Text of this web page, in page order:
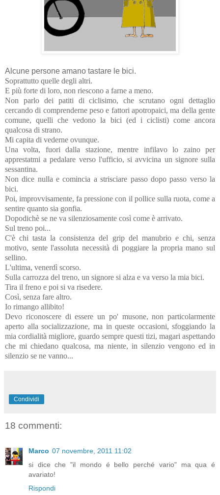
Alcune persone amano tastare le bici.
Soprattutto quelle degli altri.
E più forte di loro, non riescono a farne a meno.
Non parlo dei patiti di ciclisimo, che scrutano ogni dettaglio
cercando di comprenderne peso e fattori apotropaici, ma della gente
comune, quelli che vedono la bici (ed i ciclisti) come ancora
qualcosa di strano.
Mi capita di vederne ovunque.
Una volta, fuori dalla stazione, mentre infilavo lo zaino per
apprestatmi a pedalare verso l'ufficio, si avvicina un signore sulla
sessantina.
Non dice nulla e comincia a strisciare passo dopo passo verso la
bici.
Poi, improvvisamente, fa pressione con il pollice sulla ruota, come a
sentire quanto sia gonfia.
Dopodichè se ne va silenziosamente così come è arrivato.
Sul treno poi...
C'è chi tasta la consistenza del grip del manubrio e chi, senza
motivo, sente l'assoluta necessità di poggiare la propria mano sul
sellino.
L'ultima, venerdì scorso.
Sulla carrozza del treno, un signore si alza e va verso la mia bici.
Tira il freno e poi si va risedere.
Così, senza fare altro.
Io rimango allibito!
Devo riconoscere di essere un po' musone, non particolarmente
aperto alla socializzazione, ma in queste occasioni, sfoggiando la
mia cordialità migliore, guardo sempre questi tizi, magari aspettando
che mi chiedano qualcosa, ma niente, in silenzio vengono ed in
silenzio se ne vanno...
Condividi
18 commenti:
Marco 07 novembre, 2011 11:02
si dice che "il mondo é bello perché vario" ma qua é
avariato!
Rispondi